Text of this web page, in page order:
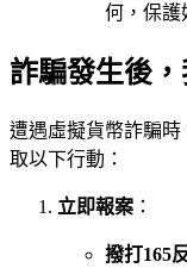
何，保護
詐騙發生後，
遭遇虛擬貨幣詐騙
取以下行動：
立即報案 ：
撥打165